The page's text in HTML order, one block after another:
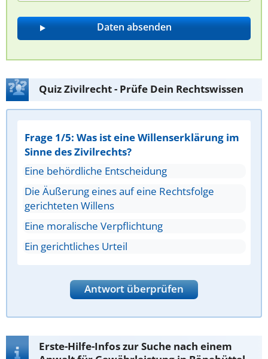
Quiz Zivilrecht - Prüfe Dein Rechtswissen
Frage 1/5: Was ist eine Willenserklärung im
Sinne des Zivilrechts?
Eine behördliche Entscheidung
Die Äußerung eines auf eine Rechtsfolge
gerichteten Willens
Eine moralische Verpflichtung
Ein gerichtliches Urteil
Antwort überprüfen
Erste-Hilfe-Infos zur Suche nach einem